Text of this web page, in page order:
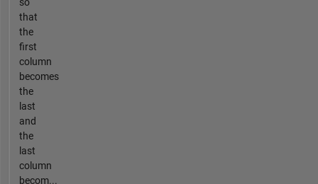
that
the
first
column
becomes
the
last
and
the
last
column
becom...